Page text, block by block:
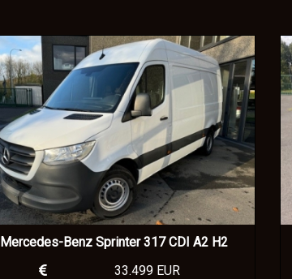
Mercedes-Benz Sprinter 317 CDI A2 H2
33.499 EUR